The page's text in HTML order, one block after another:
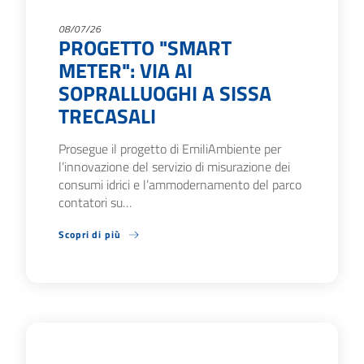
08/07/26
PROGETTO "SMART
METER": VIA AI
SOPRALLUOGHI A SISSA
TRECASALI
Prosegue il progetto di EmiliAmbiente per
l’innovazione del servizio di misurazione dei
consumi idrici e l’ammodernamento del parco
contatori su…
Scopri di più